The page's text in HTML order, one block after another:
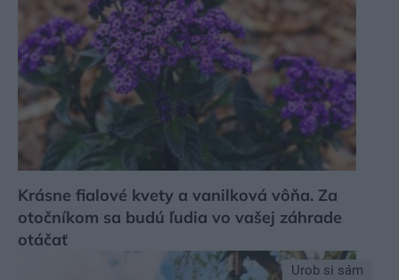
Krásne fialové kvety a vanilková vôňa. Za
otočníkom sa budú ľudia vo vašej záhrade
otáčať
Urob si sám